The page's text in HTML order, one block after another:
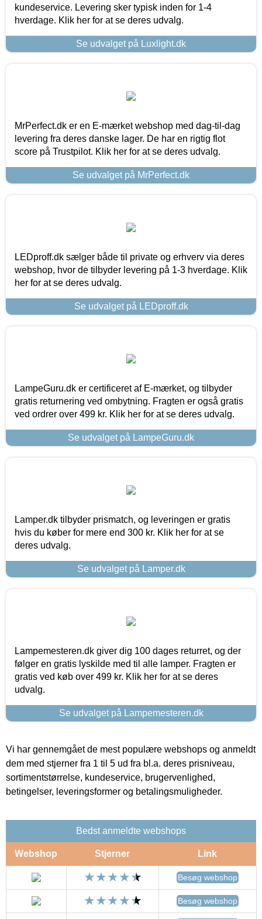
kundeservice. Levering sker typisk inden for 1-4
hverdage. Klik her for at se deres udvalg.
Se udvalget på Luxlight.dk
MrPerfect.dk er en E-mærket webshop med dag-til-dag
levering fra deres danske lager. De har en rigtig flot
score på Trustpilot. Klik her for at se deres udvalg.
Se udvalget på MrPerfect.dk
LEDproff.dk sælger både til private og erhverv via deres
webshop, hvor de tilbyder levering på 1-3 hverdage. Klik
her for at se deres udvalg.
Se udvalget på LEDproff.dk
LampeGuru.dk er certificeret af E-mærket, og tilbyder
gratis returnering ved ombytning. Fragten er også gratis
ved ordrer over 499 kr. Klik her for at se deres udvalg.
Se udvalget på LampeGuru.dk
Lamper.dk tilbyder prismatch, og leveringen er gratis
hvis du køber for mere end 300 kr. Klik her for at se
deres udvalg.
Se udvalget på Lamper.dk
Lampemesteren.dk giver dig 100 dages returret, og der
følger en gratis lyskilde med til alle lamper. Fragten er
gratis ved køb over 499 kr. Klik her for at se deres
udvalg.
Se udvalget på Lampemesteren.dk
Vi har gennemgået de mest populære webshops og anmeldt
dem med stjerner fra 1 til 5 ud fra bl.a. deres prisniveau,
sortimentstørrelse, kundeservice, brugervenlighed,
betingelser, leveringsformer og betalingsmuligheder.
Bedst anmeldte webshops
Webshop Stjerner Link
Besøg webshop
Besøg webshop